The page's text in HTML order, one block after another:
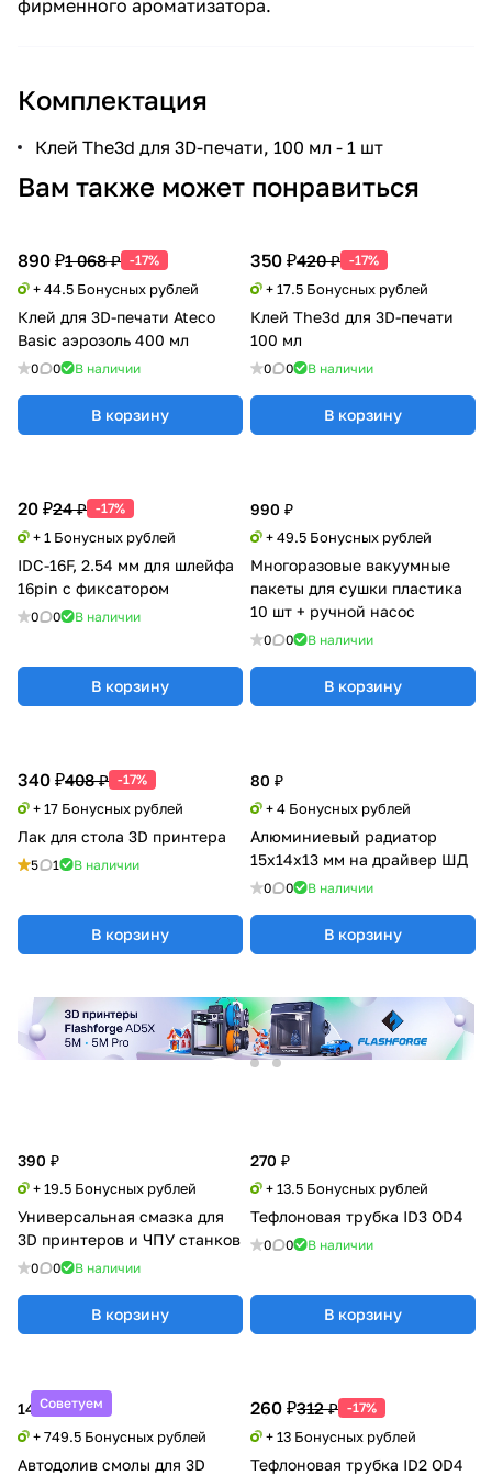
фирменного ароматизатора.
Комплектация
Клей The3d для 3D-печати, 100 мл - 1 шт
Вам также может понравиться
890 ₽1 068 ₽ -17%
+ 44.5 Бонусных рублей
Клей для 3D-печати Ateco
Basic аэрозоль 400 мл
0 0 В наличии
В корзину
350 ₽420 ₽ -17%
+ 17.5 Бонусных рублей
Клей The3d для 3D-печати
100 мл
0 0 В наличии
В корзину
990 ₽
+ 49.5 Бонусных рублей
Многоразовые вакуумные
пакеты для сушки пластика
10 шт + ручной насос
0 0 В наличии
В корзину
340 ₽408 ₽ -17%
+ 17 Бонусных рублей
Лак для стола 3D принтера
5 1 В наличии
В корзину
80 ₽
+ 4 Бонусных рублей
Алюминиевый радиатор
15x14x13 мм на драйвер ШД
0 0 В наличии
В корзину
390 ₽
+ 19.5 Бонусных рублей
Универсальная смазка для
3D принтеров и ЧПУ станков
0 0 В наличии
В корзину
270 ₽
+ 13.5 Бонусных рублей
Тефлоновая трубка ID3 OD4
0 0 В наличии
В корзину
20 ₽24 ₽ -17%
+ 1 Бонусных рублей
IDC-16F, 2.54 мм для шлейфа
16pin c фиксатором
0 0 В наличии
В корзину
Советуем
14 990 ₽
+ 749.5 Бонусных рублей
Автодолив смолы для 3D
260 ₽312 ₽ -17%
+ 13 Бонусных рублей
Тефлоновая трубка ID2 OD4